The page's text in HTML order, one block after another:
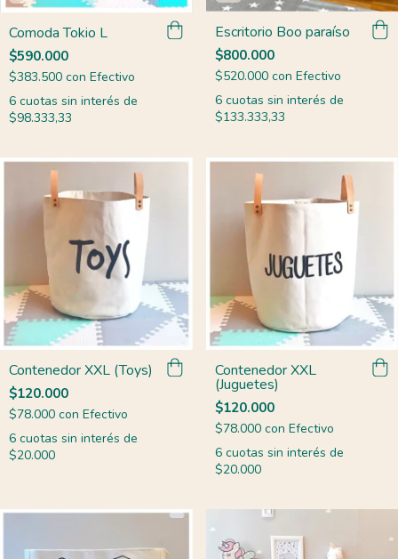
Comoda Tokio L
$590.000
$383.500 con Efectivo
6 cuotas sin interés de
$98.333,33
Escritorio Boo paraíso
$800.000
$520.000 con Efectivo
6 cuotas sin interés de
$133.333,33
Contenedor XXL (Toys)
$120.000
$78.000 con Efectivo
6 cuotas sin interés de
$20.000
Contenedor XXL
(Juguetes)
$120.000
$78.000 con Efectivo
6 cuotas sin interés de
$20.000